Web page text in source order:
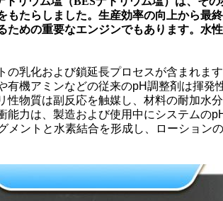
たらしました。生産効率の向上から最
めの重要なエンジンでもあります。 水
乳化および鎖延長プロセスが含まれま
機アミンなどの従来のpH調整剤は揮
物質は副反応を触媒し、材料の耐加水
力は、製造および使用中にシステムの
ントと水素結合を形成し、ローション